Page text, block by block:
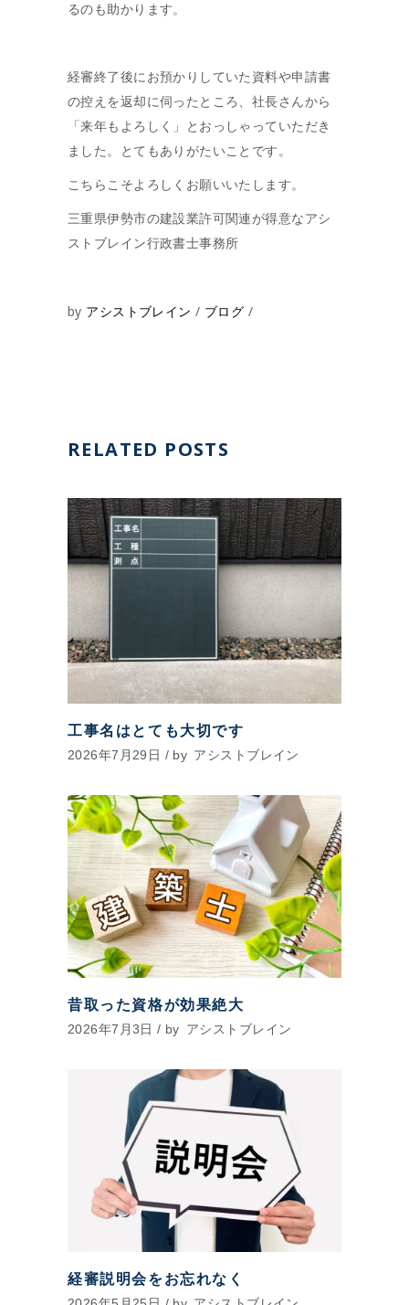
るのも助かります。
経審終了後にお預かりしていた資料や申請書
の控えを返却に伺ったところ、社長さんから
「来年もよろしく」とおっしゃっていただき
ました。とてもありがたいことです。
こちらこそよろしくお願いいたします。
三重県伊勢市の建設業許可関連が得意なアシ
ストブレイン行政書士事務所
by アシストブレイン ブログ
RELATED POSTS
工事名はとても大切です
2026年7月29日 by アシストブレイン
昔取った資格が効果絶大
2026年7月3日 by アシストブレイン
経審説明会をお忘れなく